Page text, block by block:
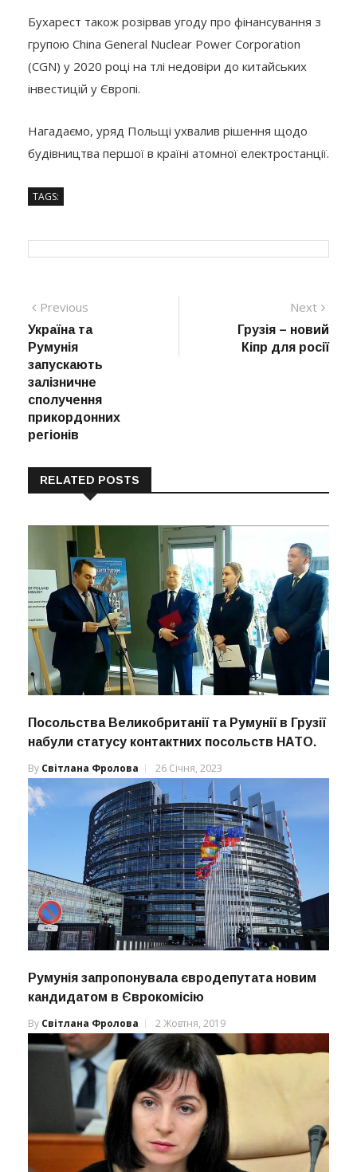
Бухарест також розірвав угоду про фінансування з
групою China General Nuclear Power Corporation
(CGN) у 2020 році на тлі недовіри до китайських
інвестицій у Європі.
Нагадаємо, уряд Польщі ухвалив рішення щодо
будівництва першої в країні атомної електростанції.
TAGS:
Навігація
записів
Previous
post:
Україна та
Румунія
запускають
залізничне
сполучення
прикордонних
регіонів
Next
Грузія – новий
Кіпр для росії
RELATED POSTS
Посольства Великобританії та Румунії в Грузії
набули статусу контактних посольств НАТО.
By Світлана Фролова 26 Січня, 2023
Румунія запропонувала євродепутата новим
кандидатом в Єврокомісію
By Світлана Фролова 2 Жовтня, 2019